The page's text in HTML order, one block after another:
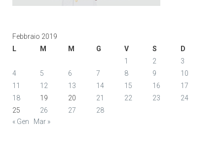
Febbraio 2019
L
M M G V S
D
1
2
3
4
5 6 7 8 9
10
11
12 13 14 15 16
17
18
19 20 21 22 23
24
25
26 27
28
« Gen
Mar »